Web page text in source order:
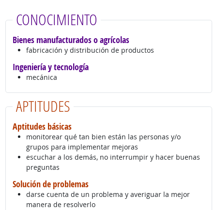
CONOCIMIENTO
Bienes manufacturados o agrícolas
fabricación y distribución de productos
Ingeniería y tecnología
mecánica
APTITUDES
Aptitudes básicas
monitorear qué tan bien están las personas y/o
grupos para implementar mejoras
escuchar a los demás, no interrumpir y hacer buenas
preguntas
Solución de problemas
darse cuenta de un problema y averiguar la mejor
manera de resolverlo